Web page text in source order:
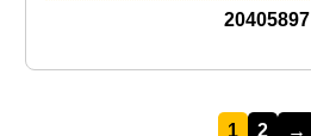
20405897
1 2 →